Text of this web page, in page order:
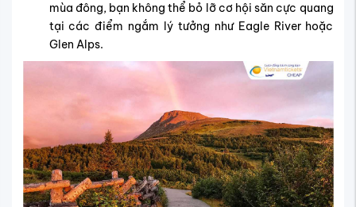
mùa đông, bạn không thể bỏ lỡ cơ hội săn cực quang
tại các điểm ngắm lý tưởng như Eagle River hoặc
Glen Alps.